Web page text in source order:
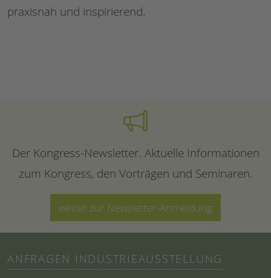
praxisnah und inspirierend.
Der Kongress-Newsletter. Aktuelle Informationen
zum Kongress, den Vorträgen und Seminaren.
weiter zur Newsletter-Anmeldung
ANFRAGEN INDUSTRIEAUSSTELLUNG